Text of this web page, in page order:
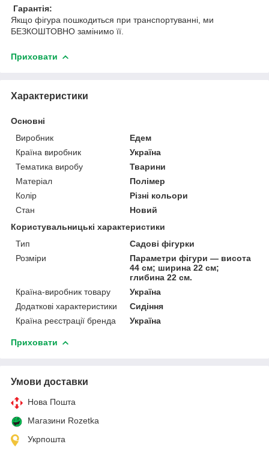
Гарантія:
Якщо фігура пошкодиться при транспортуванні, ми
БЕЗКОШТОВНО замінимо її.
Приховати
Характеристики
Основні
Виробник
Едем
Країна виробник
Україна
Тематика виробу
Тварини
Матеріал
Полімер
Колір
Різні кольори
Стан
Новий
Користувальницькі характеристики
Тип
Садові фігурки
Розміри
Параметри фігури — висота
44 см; ширина 22 см;
глибина 22 см.
Країна-виробник товару
Україна
Додаткові характеристики
Сидіння
Країна реєстрації бренда
Україна
Приховати
Умови доставки
Нова Пошта
Магазини Rozetka
Укрпошта